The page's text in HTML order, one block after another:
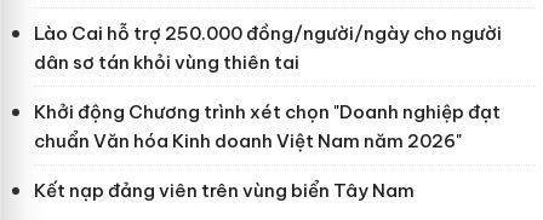
Lào Cai hỗ trợ 250.000 đồng/người/ngày cho người
dân sơ tán khỏi vùng thiên tai
Khởi động Chương trình xét chọn "Doanh nghiệp đạt
chuẩn Văn hóa Kinh doanh Việt Nam năm 2026"
Kết nạp đảng viên trên vùng biển Tây Nam